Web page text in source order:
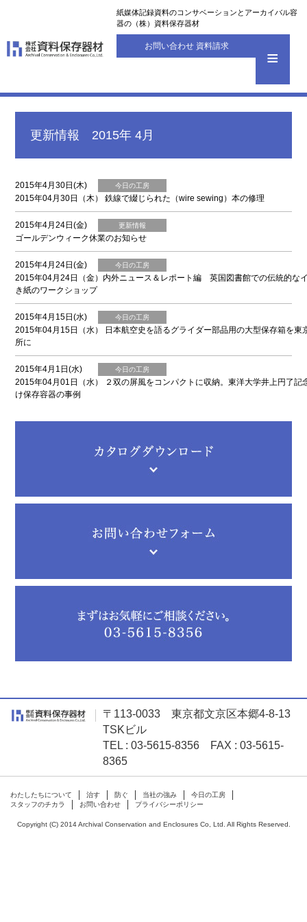
紙媒体記録資料のコンサベーションとアーカイバル容
器の（株）資料保存器材
お問い合わせ 資料請求
更新情報 2015年 4月
2015年4月30日(木) 今日の工房
2015年04月30日（木） 鉄線で綴じられた（wire sewing）本の修理
2015年4月24日(金) 更新情報
ゴールデンウィーク休業のお知らせ
2015年4月24日(金) 今日の工房
2015年04月24日（金）内外ニュース＆レポート編 英国図書館での伝統的な
き紙のワークショップ
2015年4月15日(水) 今日の工房
2015年04月15日（水） 日本航空史を語るグライダー部品用の大型保存箱を東
所に
2015年4月1日(水) 今日の工房
2015年04月01日（水） ２双の屏風をコンパクトに収納。東洋大学井上円了記
け保存容器の事例
〒113-0033 東京都文京区本郷4-8-13
TSKビル
TEL : 03-5615-8356 FAX : 03-5615-
8365
わたしたちについて 治す 防ぐ 当社の強み
今日の工房
スタッフのチカラ
お問い合わせ プライバシーポリシー
Copyright (C) 2014 Archival Conservation and Enclosures Co, Ltd. All Rights Reserved.